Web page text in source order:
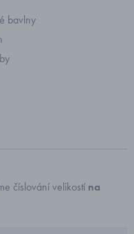
bavlny
číslování velikostí na